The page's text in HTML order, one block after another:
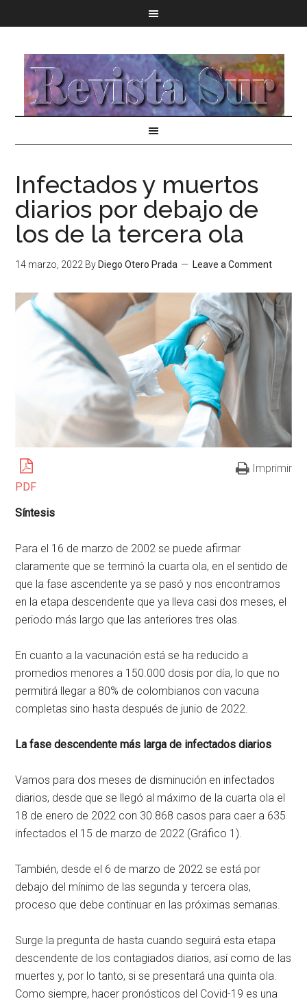
Infectados y muertos
diarios por debajo de
los de la tercera ola
14 marzo, 2022 By Diego Otero Prada Leave a Comment
PDF
Imprimir
Síntesis
Para el 16 de marzo de 2002 se puede afirmar
claramente que se terminó la cuarta ola, en el sentido de
que la fase ascendente ya se pasó y nos encontramos
en la etapa descendente que ya lleva casi dos meses, el
periodo más largo que las anteriores tres olas.
En cuanto a la vacunación está se ha reducido a
promedios menores a 150.000 dosis por día, lo que no
permitirá llegar a 80% de colombianos con vacuna
completas sino hasta después de junio de 2022.
La fase descendente más larga de infectados diarios
Vamos para dos meses de disminución en infectados
diarios, desde que se llegó al máximo de la cuarta ola el
18 de enero de 2022 con 30.868 casos para caer a 635
infectados el 15 de marzo de 2022 (Gráfico 1).
También, desde el 6 de marzo de 2022 se está por
debajo del mínimo de las segunda y tercera olas,
proceso que debe continuar en las próximas semanas.
Surge la pregunta de hasta cuando seguirá esta etapa
descendente de los contagiados diarios, así como de las
muertes y, por lo tanto, si se presentará una quinta ola.
Como siempre, hacer pronósticos del Covid-19 es una